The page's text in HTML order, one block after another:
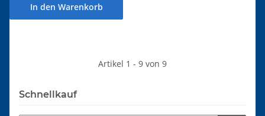
In den Warenkorb
Artikel 1 - 9 von 9
Schnellkauf